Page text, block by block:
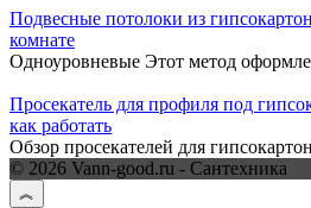
Подвесные потолоки из
комнате
Одноуровневые Этот метод
Просекатель для профиля под
как работать
Обзор просекателей для
© 2026 Vann-good.ru - Сантехника